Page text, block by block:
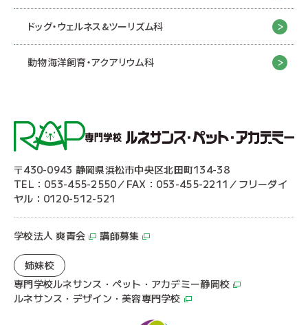
ドッグ・ウェルネス&ツーリズム科
動物海洋飼育・アクアリウム科
〒430-0943 静岡県浜松市中央区北田町134-38
TEL：053-455-2550／FAX：053-455-2211／フリーダイ
ヤル：0120-512-521
学校法人 爽青会 講師募集
姉妹校
専門学校ルネサンス・ペット・アカデミー静岡校
ルネサンス・デザイン・美容専門学校